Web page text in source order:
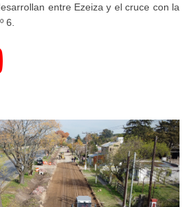
entre Ezeiza y el cruce con la
6.